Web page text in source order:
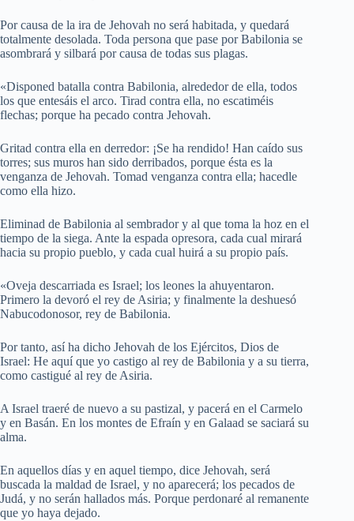
Por causa de la ira de Jehovah no será habitada, y quedará
totalmente desolada. Toda persona que pase por Babilonia se
asombrará y silbará por causa de todas sus plagas.
«Disponed batalla contra Babilonia, alrededor de ella, todos
los que entesáis el arco. Tirad contra ella, no escatiméis
flechas; porque ha pecado contra Jehovah.
Gritad contra ella en derredor: ¡Se ha rendido! Han caído sus
torres; sus muros han sido derribados, porque ésta es la
venganza de Jehovah. Tomad venganza contra ella; hacedle
como ella hizo.
Eliminad de Babilonia al sembrador y al que toma la hoz en el
tiempo de la siega. Ante la espada opresora, cada cual mirará
hacia su propio pueblo, y cada cual huirá a su propio país.
«Oveja descarriada es Israel; los leones la ahuyentaron.
Primero la devoró el rey de Asiria; y finalmente la deshuesó
Nabucodonosor, rey de Babilonia.
Por tanto, así ha dicho Jehovah de los Ejércitos, Dios de
Israel: He aquí que yo castigo al rey de Babilonia y a su tierra,
como castigué al rey de Asiria.
A Israel traeré de nuevo a su pastizal, y pacerá en el Carmelo
y en Basán. En los montes de Efraín y en Galaad se saciará su
alma.
En aquellos días y en aquel tiempo, dice Jehovah, será
buscada la maldad de Israel, y no aparecerá; los pecados de
Judá, y no serán hallados más. Porque perdonaré al remanente
que yo haya dejado.